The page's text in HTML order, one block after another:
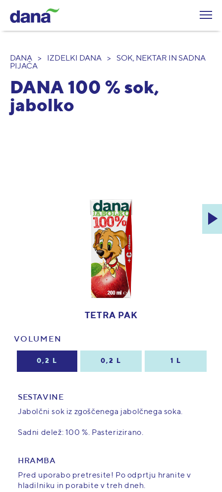
DANA > IZDELKI DANA >
SOK, NEKTAR IN SADNA
PIJAČA
DANA 100 % sok,
jabolko
TETRA PAK
VOLUMEN
0,2 L 0,2 L 1 L
SESTAVINE
Jabolčni sok iz zgoščenega jabolčnega soka.
Sadni delež: 100 %. Pasterizirano.
HRAMBA
Pred uporabo pretresite! Po odprtju hranite v
hladilniku in porabite v treh dneh.